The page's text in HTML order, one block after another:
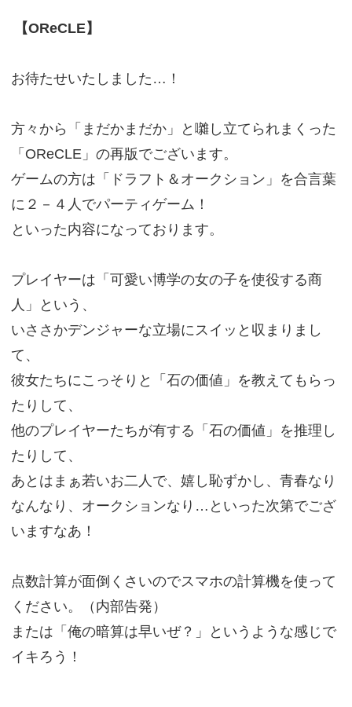
【OReCLE】
お待たせいたしました…！
方々から「まだかまだか」と囃し立てられまくった
「OReCLE」の再版でございます。
ゲームの方は「ドラフト＆オークション」を合言葉
に２－４人でパーティゲーム！
といった内容になっております。
プレイヤーは「可愛い博学の女の子を使役する商
人」という、
いささかデンジャーな立場にスイッと収まりまし
て、
彼女たちにこっそりと「石の価値」を教えてもらっ
たりして、
他のプレイヤーたちが有する「石の価値」を推理し
たりして、
あとはまぁ若いお二人で、嬉し恥ずかし、青春なり
なんなり、オークションなり…といった次第でござ
いますなあ！
点数計算が面倒くさいのでスマホの計算機を使って
ください。（内部告発）
または「俺の暗算は早いぜ？」というような感じで
イキろう！